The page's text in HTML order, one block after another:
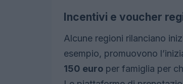
Incentivi e voucher
Alcune regioni rilanciano
esempio, promuovono
150 euro per famiglia per